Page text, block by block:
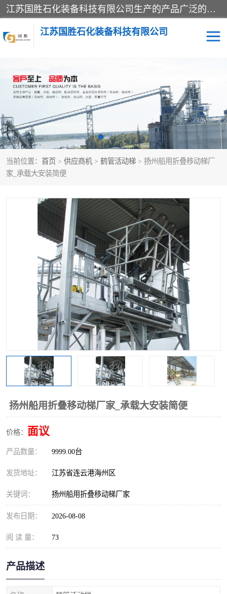
江苏国胜石化装备科技有限公司生产的产品广泛的应用于石油、石化等行业中，产品种类齐全，其中包括装卸鹤管、汽车鹤管、火车鹤管、装车鹤管、卸车鹤管、上装鹤管、下装鹤管、lng鹤管、发油鹤管、液氨鹤管、液化气鹤管等，我们生产的产品质量上乘，价格实惠，服务好，买鹤管就到国胜石化装备！
江苏国胜石化装备科技有限公司
当前位置： 首页 > 供应商机 > 鹤管活动梯 > 扬州船用折叠移动梯厂
家_承载大安装简便
扬州船用折叠移动梯厂家_承载大安装简便
价格： 面议
产品数量： 9999.00台
发货地址： 江苏省连云港海州区
关键词： 扬州船用折叠移动梯厂家
发布日期： 2026-08-08
阅 读 量： 73
产品描述
输油臂 鹤管活动梯